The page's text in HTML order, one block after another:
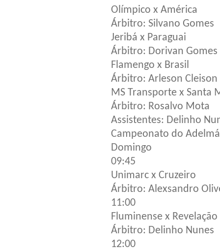
Olímpico x América
Árbitro: Silvano Gomes
Jeribá x Paraguai
Árbitro: Dorivan Gomes
Flamengo x Brasil
Árbitro: Arleson Cleison
MS Transporte x Santa
Árbitro: Rosalvo Mota
Assistentes: Delinho
Campeonato do
Domingo
09:45
Unimarc x Cruzeiro
Árbitro: Alexsandro
11:00
Fluminense x Revelação
Árbitro: Delinho Nunes
12:00